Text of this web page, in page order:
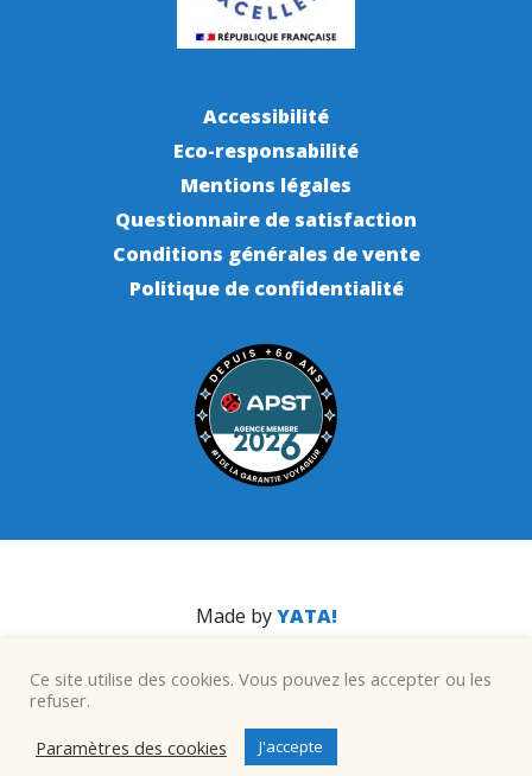
Accessibilité
Eco-responsabilité
Mentions légales
Questionnaire de satisfaction
Conditions générales de vente
Politique de confidentialité
Made byYATA!
Ce site utilise des cookies. Vous pouvez les accepter ou les
refuser.
Paramètres des cookies
J'accepte